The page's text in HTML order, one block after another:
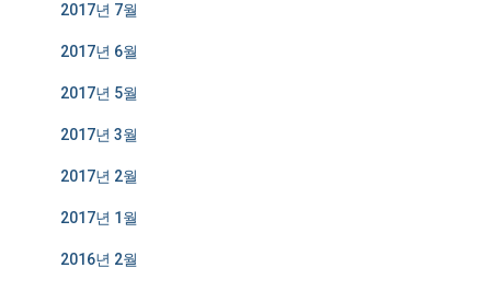
2017년 7월
2017년 6월
2017년 5월
2017년 3월
2017년 2월
2017년 1월
2016년 2월